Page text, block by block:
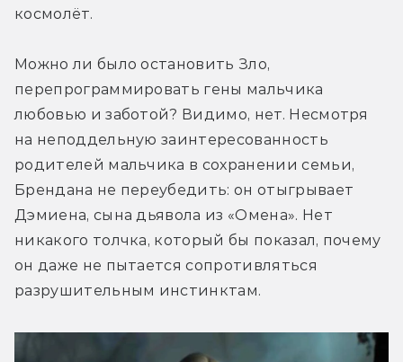
космолёт.
Можно ли было остановить Зло,
перепрограммировать гены мальчика
любовью и заботой? Видимо, нет. Несмотря
на неподдельную заинтересованность
родителей мальчика в сохранении семьи,
Брендана не переубедить: он отыгрывает
Дэмиена, сына дьявола из «Омена». Нет
никакого толчка, который бы показал, почему
он даже не пытается сопротивляться
разрушительным инстинктам.